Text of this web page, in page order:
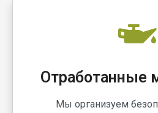
Отработанные
Мы организуем